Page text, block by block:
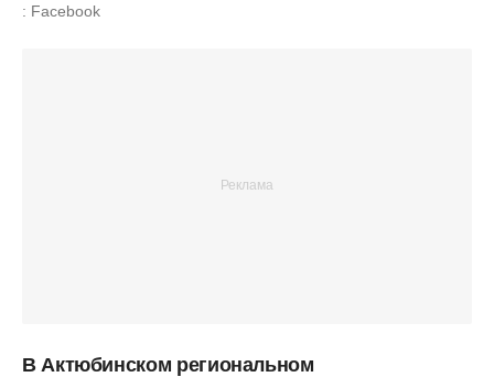
: Facebook
В Актюбинском региональном